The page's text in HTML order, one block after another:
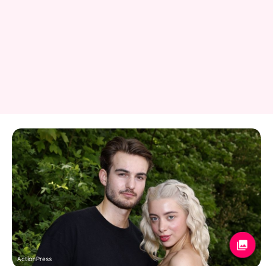
ActionPress